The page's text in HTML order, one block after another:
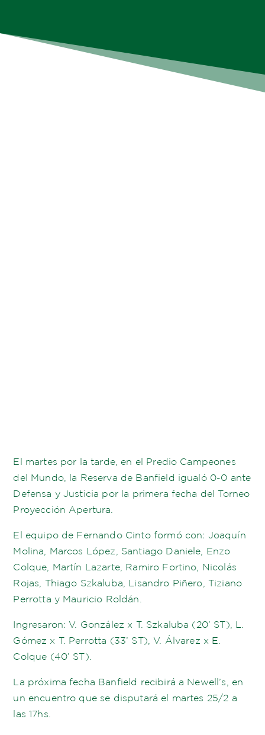
El martes por la tarde, en el Predio Campeones
del Mundo, la Reserva de Banfield igualó 0-0 ante
Defensa y Justicia por la primera fecha del Torneo
Proyección Apertura.
El equipo de Fernando Cinto formó con: Joaquín
Molina, Marcos López, Santiago Daniele, Enzo
Colque, Martín Lazarte, Ramiro Fortino, Nicolás
Rojas, Thiago Szkaluba, Lisandro Piñero, Tiziano
Perrotta y Mauricio Roldán.
Ingresaron: V. González x T. Szkaluba (20’ ST), L.
Gómez x T. Perrotta (33’ ST), V. Álvarez x E.
Colque (40’ ST).
La próxima fecha Banfield recibirá a Newell’s, en
un encuentro que se disputará el martes 25/2 a
las 17hs.